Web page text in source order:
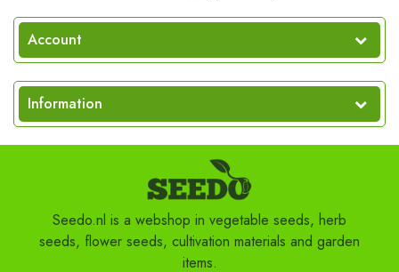
Account
Information
Seedo.nl is a webshop in vegetable seeds, herb
seeds, flower seeds, cultivation materials and garden
items.